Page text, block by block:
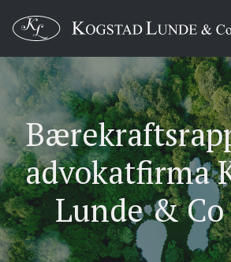
advokatfirma
Lunde & Co